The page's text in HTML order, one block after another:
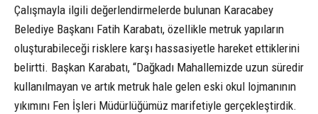
Çalışmayla ilgili değerlendirmelerde bulunan Karacabey
Belediye Başkanı Fatih Karabatı, özellikle metruk yapıların
oluşturabileceği risklere karşı hassasiyetle hareket ettiklerini
belirtti. Başkan Karabatı, “Dağkadı Mahallemizde uzun süredir
kullanılmayan ve artık metruk hale gelen eski okul lojmanının
yıkımını Fen İşleri Müdürlüğümüz marifetiyle gerçekleştirdik.